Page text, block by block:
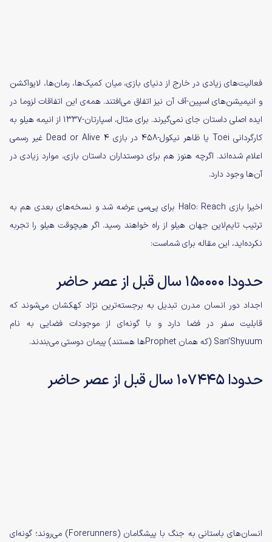
فعالیت‌های زیادی در خارج از دنیای بازی، میان کمیک‌ها، رمان‌ها، لایواکشن‌
و انیمیشن‌های اسپین-آف آن نیز اتفاق می‌افتند. همه‌ی این اتفاقات لزوما در
ایده اصلی داستان جای نمی‌گیرند. برای مثال، اسپارتان-۱۳۳۷ از انیمه‌ هیلو به
کارگردانی Toei یا ظاهر نیکول-۴۵۸ در بازی Dead or Alive 4 غیر رسمی
اعلام شده‌اند. اگرچه هنوز هم برای دوستداران داستان بازی، موارد زیادی در
آن‌ها وجود دارد.
اخیرا بازی Halo: Reach برای پی‌سی عرضه شد و نسخه‌های بعدی هم به
ترتیب تایم‌لاین جهان هیلو از راه خواهند رسید. اگر هیچوقت هیلو را تجربه
نکرده‌اید، این مقاله برای شماست:
حدودا ۱۵۰۰۰۰ سال قبل از عصر حاضر
اجداد دور انسان مدرن تبدیل به برجسته‌ترین نژاد کهکشان می‌شوند که
قابلیت سفر در فضا دارد و با گونه‌ای از موجودات فضایی به نام
San’Shyuum (که همان Prophetها هستند) پیمان دوستی می‌بندند.
حدودا ۱۰۷۴۴۵ سال قبل از عصر حاضر
انسان‌های باستانی به جنگ با پیشگامان (Forerunners) می‌روند؛ گونه‌ای